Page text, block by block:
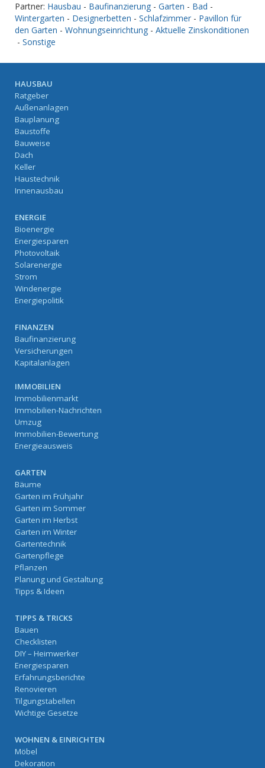
Partner: Hausbau - Baufinanzierung - Garten - Bad -
Wintergarten - Designerbetten - Schlafzimmer - Pavillon für
den Garten - Wohnungseinrichtung - Aktuelle Zinskonditionen
- Sonstige
HAUSBAU
Ratgeber
Außenanlagen
Bauplanung
Baustoffe
Bauweise
Dach
Keller
Haustechnik
Innenausbau
ENERGIE
Bioenergie
Energiesparen
Photovoltaik
Solarenergie
Strom
Windenergie
Energiepolitik
FINANZEN
Baufinanzierung
Versicherungen
Kapitalanlagen
IMMOBILIEN
Immobilienmarkt
Immobilien-Nachrichten
Umzug
Immobilien-Bewertung
Energieausweis
GARTEN
Bäume
Garten im Frühjahr
Garten im Sommer
Garten im Herbst
Garten im Winter
Gartentechnik
Gartenpflege
Pflanzen
Planung und Gestaltung
Tipps & Ideen
TIPPS & TRICKS
Bauen
Checklisten
DIY – Heimwerker
Energiesparen
Erfahrungsberichte
Renovieren
Tilgungstabellen
Wichtige Gesetze
WOHNEN & EINRICHTEN
Möbel
Dekoration